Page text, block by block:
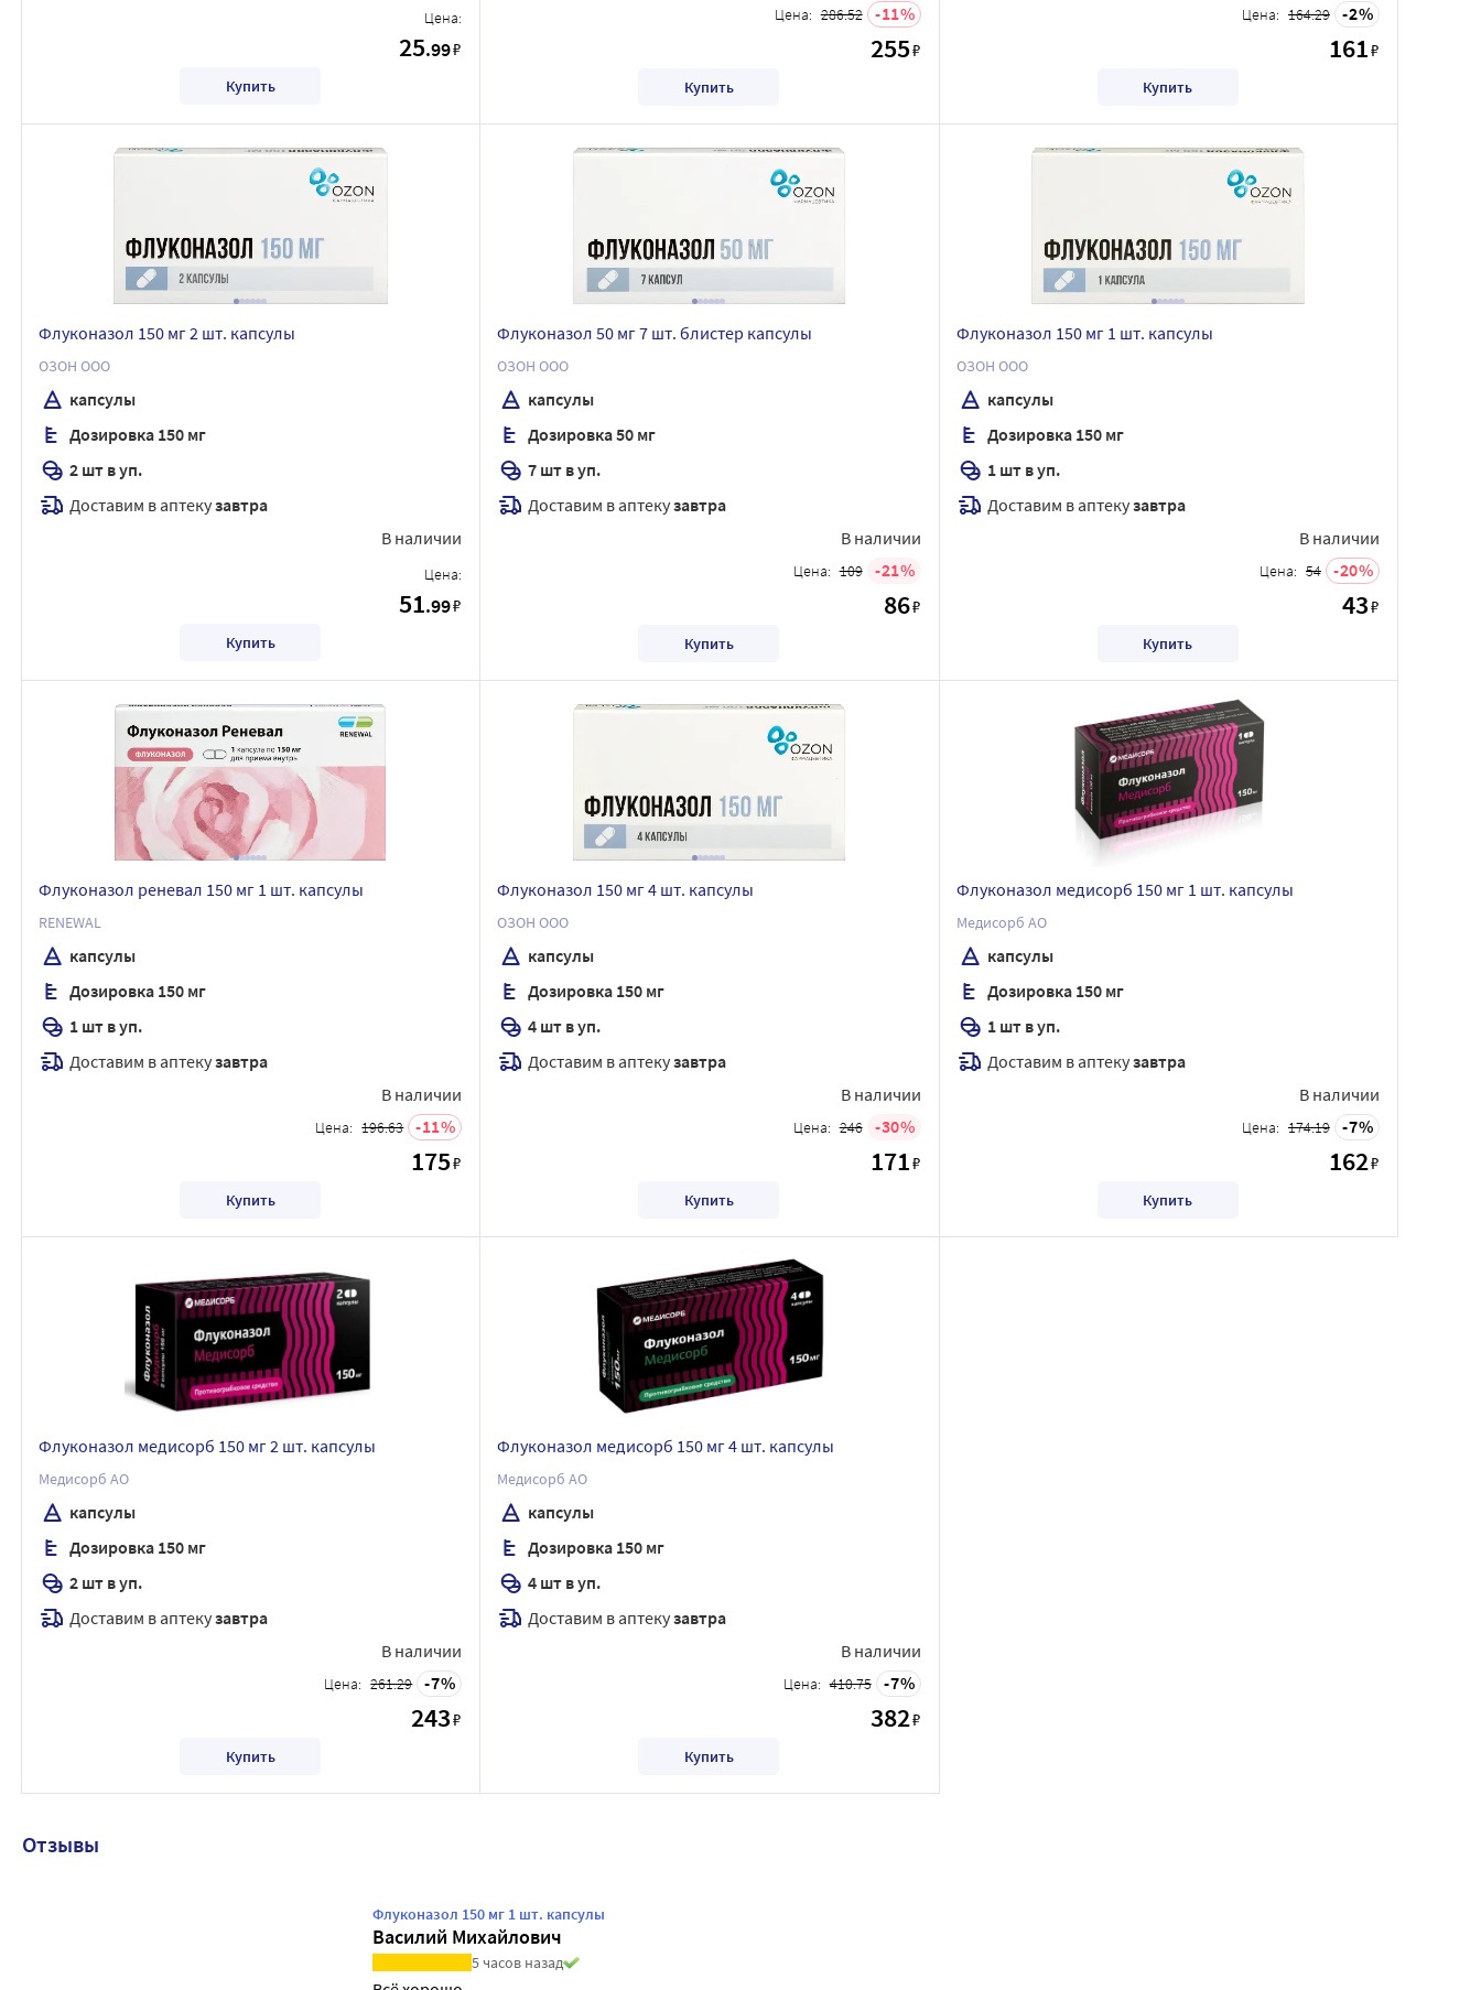
Цена:
25.99₽
Купить
Цена: 286.52 11
255₽
Купить
Цена: 164.29 2
161₽
Купить
Флуконазол 150 мг 2 шт. капсулы
ОЗОН ООО
капсулы
Дозировка 150 мг
2 шт в уп.
Доставим в аптекузавтра
В наличии
Цена:
51.99₽
Купить
Флуконазол 50 мг 7 шт. блистер капсулы
ОЗОН ООО
капсулы
Дозировка 50 мг
7 шт в уп.
Доставим в аптекузавтра
В наличии
Цена: 109 21
86₽
Купить
Флуконазол 150 мг 1 шт. капсулы
ОЗОН ООО
капсулы
Дозировка 150 мг
1 шт в уп.
Доставим в аптекузавтра
В наличии
Цена: 54 20
43₽
Купить
Флуконазол реневал 150 мг 1 шт. капсулы
RENEWAL
капсулы
Дозировка 150 мг
1 шт в уп.
Доставим в аптекузавтра
В наличии
Цена: 196.63 11
175₽
Купить
Флуконазол 150 мг 4 шт. капсулы
ОЗОН ООО
капсулы
Дозировка 150 мг
4 шт в уп.
Доставим в аптекузавтра
В наличии
Цена: 246 30
171₽
Купить
Флуконазол медисорб 150 мг 1 шт. капсулы
Медисорб АО
капсулы
Дозировка 150 мг
1 шт в уп.
Доставим в аптекузавтра
В наличии
Цена: 174.19 7
162₽
Купить
Флуконазол медисорб 150 мг 2 шт. капсулы
Медисорб АО
капсулы
Дозировка 150 мг
2 шт в уп.
Доставим в аптекузавтра
В наличии
Цена: 261.29 7
243₽
Купить
Флуконазол медисорб 150 мг 4 шт. капсулы
Медисорб АО
капсулы
Дозировка 150 мг
4 шт в уп.
Доставим в аптекузавтра
В наличии
Цена: 410.75 7
382₽
Купить
Отзывы
Флуконазол 150 мг 1 шт. капсулы
Василий Михайлович
5 часов назад